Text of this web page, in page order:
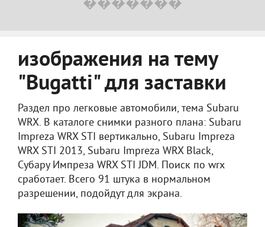
изображения на тему
"Bugatti" для заставки
Раздел про легковые автомобили, тема Subaru
WRX. В каталоге снимки разного плана: Subaru
Impreza WRX STI вертикально, Subaru Impreza
WRX STI 2013, Subaru Impreza WRX Black,
Субару Импреза WRX STI JDM. Поиск по wrx
сработает. Всего 91 штука в нормальном
разрешении, подойдут для экрана.